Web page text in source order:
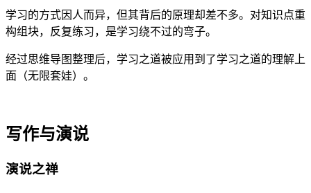
学习的方式因人而异，但其背后的原理却差不多。对知识点重
构组块，反复练习，是学习绕不过的弯子。
经过思维导图整理后，学习之道被应用到了学习之道的理解上
面（无限套娃）。
写作与演说
演说之禅